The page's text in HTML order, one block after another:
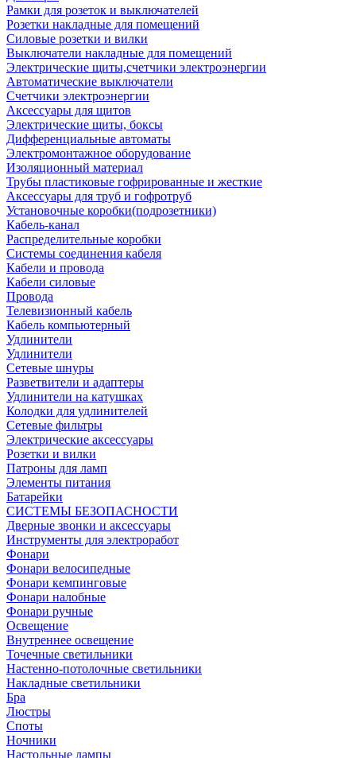
Рамки для розеток и выключателей
Розетки накладные для помещений
Силовые розетки и вилки
Выключатели накладные для помещений
Электрические щиты,счетчики электроэнергии
Автоматические выключатели
Счетчики электроэнергии
Аксессуары для щитов
Электрические щиты, боксы
Дифференциальные автоматы
Электромонтажное оборудование
Изоляционный материал
Трубы пластиковые гофрированные и жесткие
Аксессуары для труб и гофротруб
Установочные коробки(подрозетники)
Кабель-канал
Распределительные коробки
Системы соединения кабеля
Кабели и провода
Кабели силовые
Провода
Телевизионный кабель
Кабель компьютерный
Удлинители
Удлинители
Сетевые шнуры
Разветвители и адаптеры
Удлинители на катушках
Колодки для удлинителей
Сетевые фильтры
Электрические аксессуары
Розетки и вилки
Патроны для ламп
Элементы питания
Батарейки
СИСТЕМЫ БЕЗОПАСНОСТИ
Дверные звонки и аксессуары
Инструменты для электроработ
Фонари
Фонари велосипедные
Фонари кемпинговые
Фонари налобные
Фонари ручные
Освещение
Внутреннее освещение
Точечные светильники
Настенно-потолочные светильники
Накладные светильники
Бра
Люстры
Споты
Ночники
Настольные лампы